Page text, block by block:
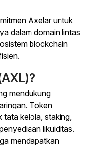
Axelar untuk
dalam domain lintas
blockchain
mendukung
Token
tata kelola, staking,
likuiditas.
mendapatkan